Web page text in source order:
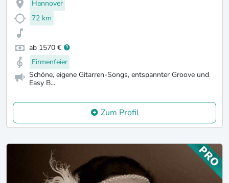
Hannover
72 km
ab 1570 €
Firmenfeier
Schöne, eigene Gitarren-Songs, entspannter Groove und
Easy B...
Zum Profil